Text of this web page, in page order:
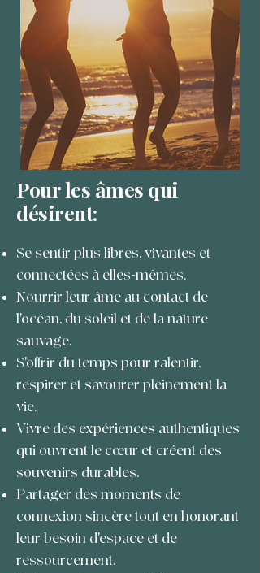
Pour les âmes qui
désirent:
Se sentir plus libres, vivantes et
connectées à elles-mêmes.
Nourrir leur âme au contact de
l'océan, du soleil et de la nature
sauvage.
S'offrir du temps pour ralentir,
respirer et savourer pleinement la
vie.
Vivre des expériences authentiques
qui ouvrent le cœur et créent des
souvenirs durables.
Partager des moments de
connexion sincère tout en honorant
leur besoin d'espace et de
ressourcement.